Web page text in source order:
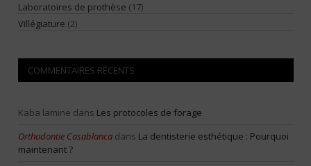
Laboratoires de prothèse (17)
Villégiature (2)
COMMENTAIRES RÉCENTS
Kaba lamine dans Les protocoles de forage
Orthodontie Casablanca dans La dentisterie esthétique : Pourquoi
maintenant ?